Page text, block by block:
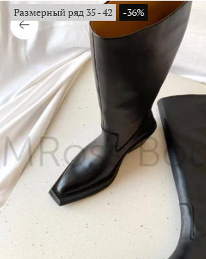
Размерный ряд 35 - 42 -36%